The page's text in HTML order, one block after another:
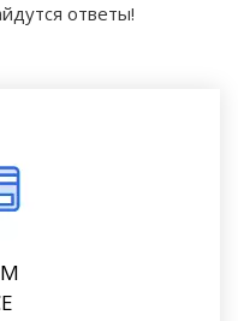
ответы!